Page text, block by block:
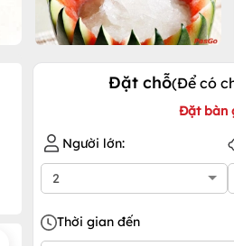
Đặt chỗ(Để có
Đặt bàn
Người lớn:
Thời gian đến